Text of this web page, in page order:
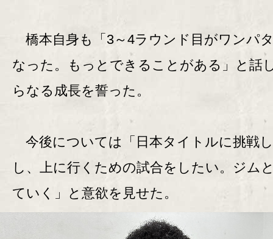
橋本自身も「3～4ラウンド目がワンパ
なった。もっとできることがある」と話
らなる成長を誓った。
今後については「日本タイトルに挑戦
し、上に行くための試合をしたい。ジム
ていく」と意欲を見せた。